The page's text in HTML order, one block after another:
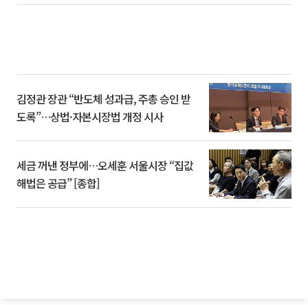
김정관 장관 “반도체 성과급, 주총 승인 받
도록”…상법·자본시장법 개정 시사
세금 꺼낸 정부에…오세훈 서울시장 “집값
해법은 공급” [종합]